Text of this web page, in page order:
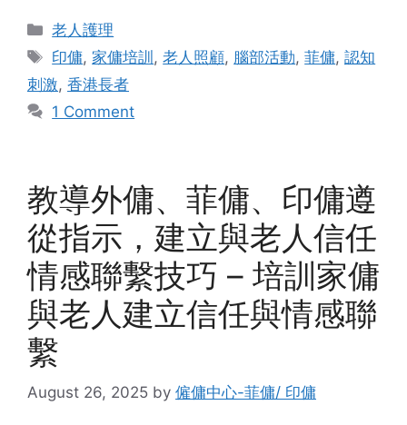
Categories
老人護理
Tags
印傭, 家傭培訓 ,老人照顧, 腦部活動,菲傭,認知
刺激, 香港長者
1 Comment
教導外傭、菲傭、印傭遵
從指示，建立與老人信任
情感聯繫技巧 – 培訓家傭
與老人建立信任與情感聯
繫
August 26, 2025 by 僱傭中心-菲傭/ 印傭